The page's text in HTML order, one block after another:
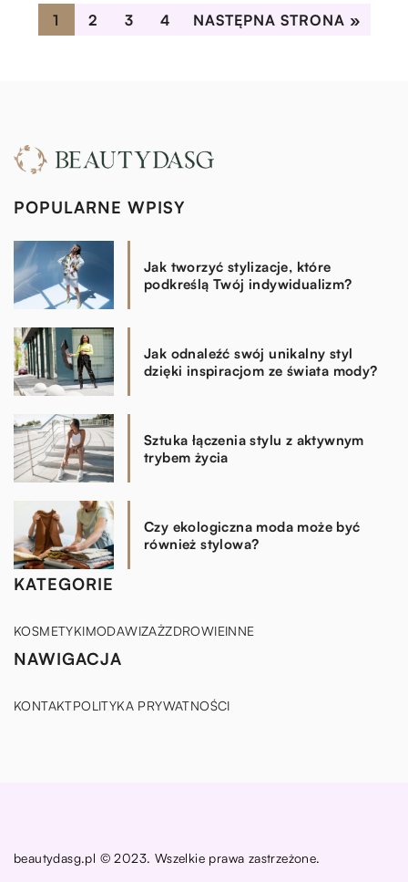
1 2 3 4 NASTĘPNA STRONA »
POPULARNE WPISY
Jak tworzyć stylizacje, które
podkreślą Twój indywidualizm?
Jak odnaleźć swój unikalny styl
dzięki inspiracjom ze świata mody?
Sztuka łączenia stylu z aktywnym
trybem życia
Czy ekologiczna moda może być
również stylowa?
KATEGORIE
KOSMETYKIMODAWIZAŻZDROWIEINNE
NAWIGACJA
KONTAKTPOLITYKA PRYWATNOŚCI
beautydasg.pl © 2023. Wszelkie prawa zastrzeżone.